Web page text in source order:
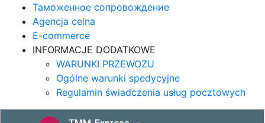
Таможенное сопровождение
Agencja celna
E-commerce
INFORMACJE DODATKOWE
WARUNKI PRZEWOZU
Ogólne warunki spedycyjne
Regulamin świadczenia usług pocztowych